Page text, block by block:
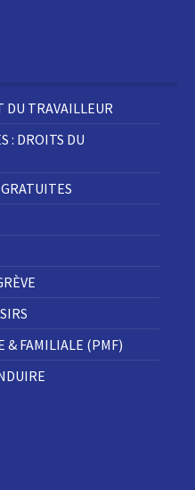
DU TRAVAILLEUR
: DROITS DU
& FAMILIALE (PMF)